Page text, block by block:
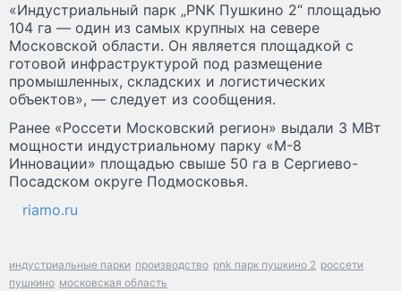
«Индустриальный парк „PNK Пушкино 2“ площадью
104 га — один из самых крупных на севере
Московской области. Он является площадкой с
готовой инфраструктурой под размещение
промышленных, складских и логистических
объектов», — следует из сообщения.
Ранее «Россети Московский регион» выдали 3 МВт
мощности индустриальному парку «М-8
Инновации» площадью свыше 50 га в Сергиево-
Посадском округе Подмосковья.
riamo.ru
индустриальные парки производство pnk парк пушкино 2 россети
пушкино московская область